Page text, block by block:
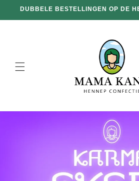
doorgaan
naar
DUBBELE BESTELLINGEN OP DE